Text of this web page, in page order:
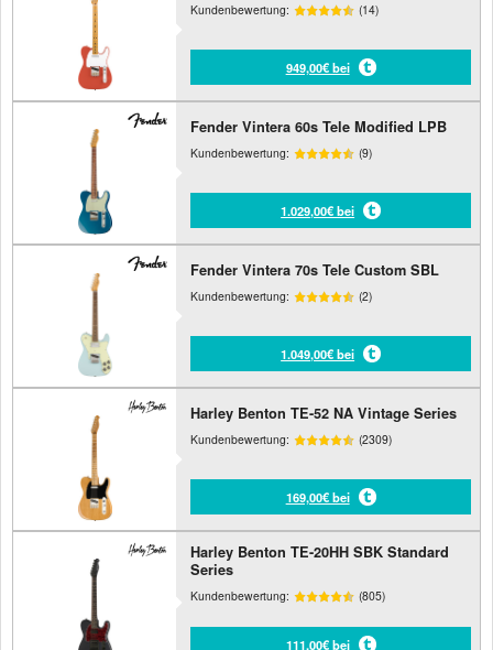
Kundenbewertung: (14)
949,00€ bei
Fender Vintera 60s Tele Modified LPB
Kundenbewertung: (9)
1.029,00€ bei
Fender Vintera 70s Tele Custom SBL
Kundenbewertung: (2)
1.049,00€ bei
Harley Benton TE-52 NA Vintage Series
Kundenbewertung: (2309)
169,00€ bei
Harley Benton TE-20HH SBK Standard
Series
Kundenbewertung: (805)
111,00€ bei